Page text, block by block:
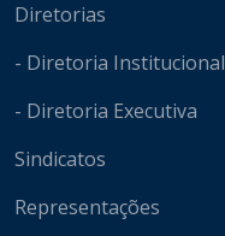
Diretorias
- Diretoria Institucional
- Diretoria Executiva
Sindicatos
Representações